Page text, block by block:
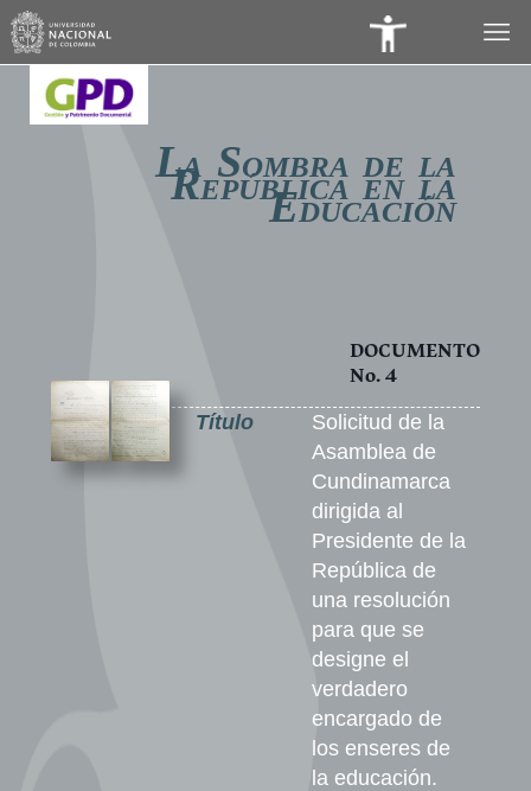
LA SOMBRA DE LA
REPÚBLICA EN LA
EDUCACIÓN
DOCUMENTO
No. 4
Título
Solicitud de la
Asamblea de
Cundinamarca
dirigida al
Presidente de la
República de
una resolución
para que se
designe el
verdadero
encargado de
los enseres de
la educación.